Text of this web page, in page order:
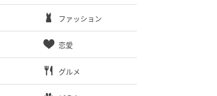
ファッション
恋愛
グルメ